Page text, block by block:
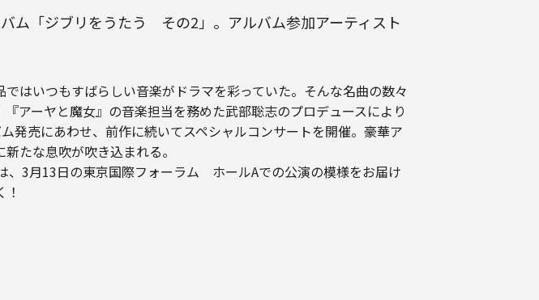
ム「ジブリをうたう その2」。アルバム参加アーティスト
はいつもすばらしい音楽がドラマを彩っていた。そんな名曲の数々
アーヤと魔女』の音楽担当を務めた武部聡志のプロデュースにより
発売にあわせ、前作に続いてスペシャルコンサートを開催。豪華ア
たな息吹が吹き込まれる。
、3月13日の東京国際フォーラム ホールAでの公演の模様をお届け